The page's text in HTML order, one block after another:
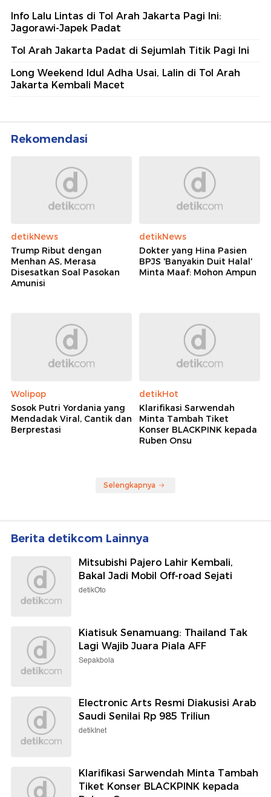
Info Lalu Lintas di Tol Arah Jakarta Pagi Ini:
Jagorawi-Japek Padat
Tol Arah Jakarta Padat di Sejumlah Titik Pagi Ini
Long Weekend Idul Adha Usai, Lalin di Tol Arah
Jakarta Kembali Macet
Rekomendasi
detikNews
Trump Ribut dengan
Menhan AS, Merasa
Disesatkan Soal Pasokan
Amunisi
detikNews
Dokter yang Hina Pasien
BPJS 'Banyakin Duit Halal'
Minta Maaf: Mohon Ampun
Wolipop
Sosok Putri Yordania yang
Mendadak Viral, Cantik dan
Berprestasi
detikHot
Klarifikasi Sarwendah
Minta Tambah Tiket
Konser BLACKPINK kepada
Ruben Onsu
Selengkapnya
Berita detikcom Lainnya
Mitsubishi Pajero Lahir Kembali,
Bakal Jadi Mobil Off-road Sejati
detikOto
Kiatisuk Senamuang: Thailand Tak
Lagi Wajib Juara Piala AFF
Sepakbola
Electronic Arts Resmi Diakusisi Arab
Saudi Senilai Rp 985 Triliun
detikInet
Klarifikasi Sarwendah Minta Tambah
Tiket Konser BLACKPINK kepada